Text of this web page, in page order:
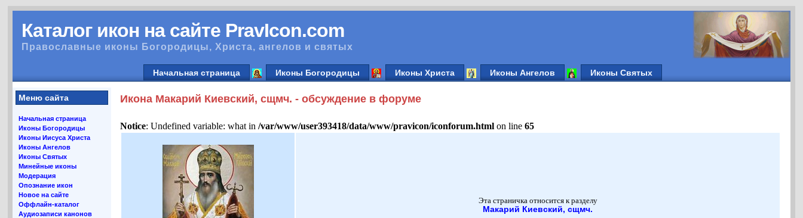
Каталог икон на сайте PravIcon.com
Православные иконы Богородицы, Христа, ангелов и святых
Начальная страница Иконы Богородицы Иконы Христа Иконы Ангелов Иконы Святых
Меню сайта
Начальная страница
Иконы Богородицы
Иконы Иисуса Христа
Иконы Ангелов
Иконы Святых
Минейные иконы
Модерация
Опознание икон
Новое на сайте
Оффлайн-каталог
Аудиозаписи канонов
Икона Макарий Киевский, сщмч. - обсуждение в форуме
Notice: Undefined variable: what in/var/www/user393418/data/www/pravicon/iconforum.html on line65
Эта страничка относится к разделу
Макарий Киевский, сщмч.